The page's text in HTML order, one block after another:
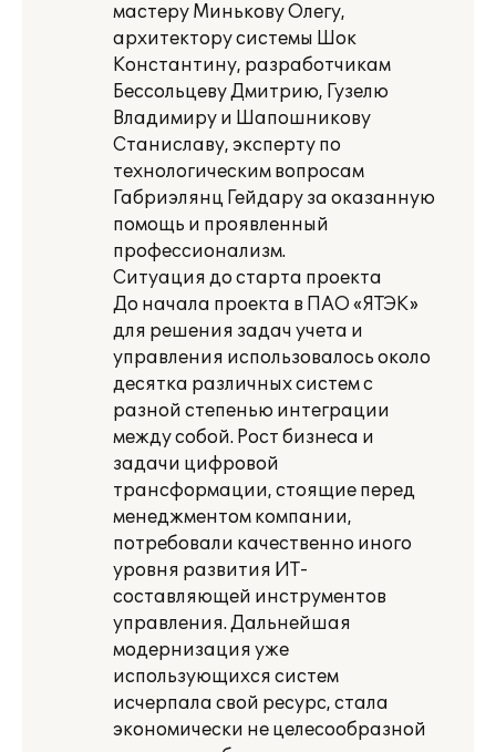
мастеру Минькову Олегу,
архитектору системы Шок
Константину, разработчикам
Бессольцеву Дмитрию, Гузелю
Владимиру и Шапошникову
Станиславу, эксперту по
технологическим вопросам
Габриэлянц Гейдару за оказанную
помощь и проявленный
профессионализм.
Ситуация до старта проекта
До начала проекта в ПАО «ЯТЭК»
для решения задач учета и
управления использовалось около
десятка различных систем с
разной степенью интеграции
между собой. Рост бизнеса и
задачи цифровой
трансформации, стоящие перед
менеджментом компании,
потребовали качественно иного
уровня развития ИТ-
составляющей инструментов
управления. Дальнейшая
модернизация уже
использующихся систем
исчерпала свой ресурс, стала
экономически не целесообразной